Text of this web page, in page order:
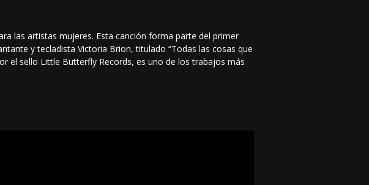
las artistas mujeres. Esta canción forma parte del primer
y tecladista Victoria Brion, titulado “Todas las cosas que
el sello Little Butterfly Records, es uno de los trabajos más